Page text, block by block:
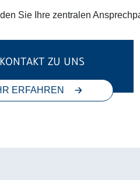
Sie Ihre zentralen
ZU UNS
ERFAHREN